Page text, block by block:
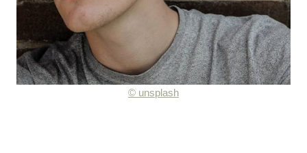
© unsplash